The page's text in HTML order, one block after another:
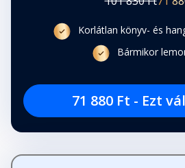
Korlátlan könyv- és
Bármikor
71 880 Ft - Ezt